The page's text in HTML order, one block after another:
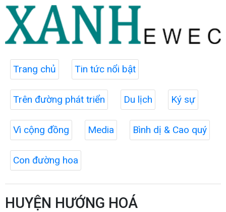
Trang chủ Tin tức nổi bật
Trên đường phát triển Du lịch Ký sự
Vì cộng đồng Media Bình dị & Cao quý
Con đường hoa
HUYỆN HƯỚNG HOÁ